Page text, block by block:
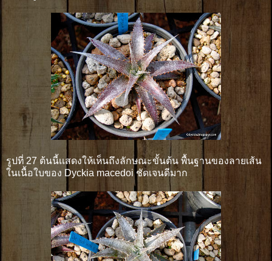
รูปที่ 27 ต้นนี้เเสดงให้เห็นถึงลักษณะขั้นต้น พื้นฐานของลายเส้น
ในเนื้อใบของ Dyckia macedoi ชัดเจนดีมาก